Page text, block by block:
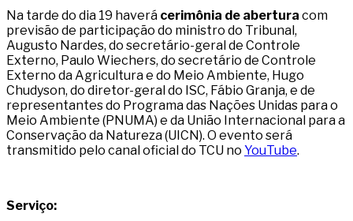
Na tarde do dia 19 haverá cerimônia de abertura com
previsão de participação do ministro do Tribunal,
Augusto Nardes, do secretário-geral de Controle
Externo, Paulo Wiechers, do secretário de Controle
Externo da Agricultura e do Meio Ambiente, Hugo
Chudyson, do diretor-geral do ISC, Fábio Granja, e de
representantes do Programa das Nações Unidas para o
Meio Ambiente (PNUMA) e da União Internacional para a
Conservação da Natureza (UICN). O evento será
transmitido pelo canal oficial do TCU no YouTube.
Serviço: